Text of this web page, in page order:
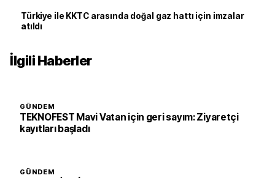
Türkiye ile KKTC arasında doğal gaz hattı için imzalar
atıldı
İlgili Haberler
GÜNDEM
TEKNOFEST Mavi Vatan için geri sayım: Ziyaretçi
kayıtları başladı
GÜNDEM